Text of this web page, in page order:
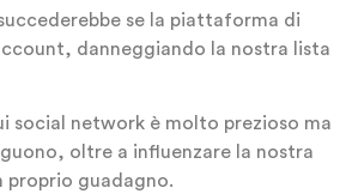
se la piattaforma di
danneggiando la nostra lista
social network è molto prezioso ma
oltre a influenzare la nostra
guadagno.